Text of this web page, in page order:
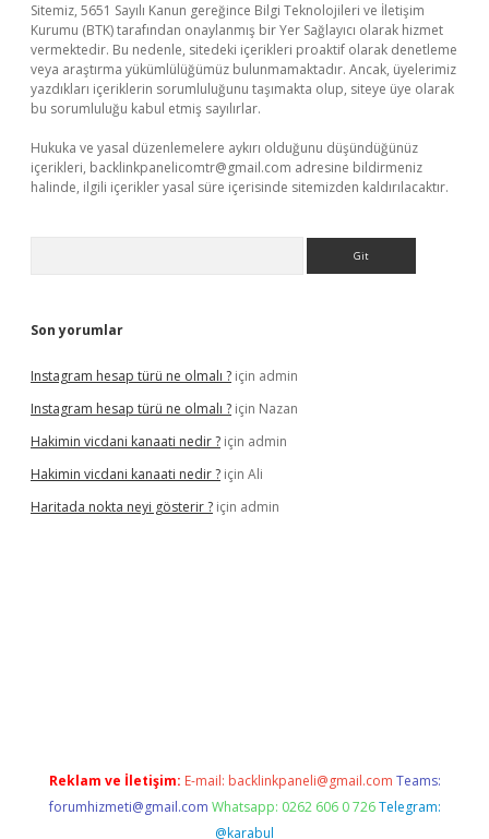
Sitemiz, 5651 Sayılı Kanun gereğince Bilgi Teknolojileri ve İletişim
Kurumu (BTK) tarafından onaylanmış bir Yer Sağlayıcı olarak hizmet
vermektedir. Bu nedenle, sitedeki içerikleri proaktif olarak denetleme
veya araştırma yükümlülüğümüz bulunmamaktadır. Ancak, üyelerimiz
yazdıkları içeriklerin sorumluluğunu taşımakta olup, siteye üye olarak
bu sorumluluğu kabul etmiş sayılırlar.
Hukuka ve yasal düzenlemelere aykırı olduğunu düşündüğünüz
içerikleri, backlinkpanelicomtr@gmail.com adresine bildirmeniz
halinde, ilgili içerikler yasal süre içerisinde sitemizden kaldırılacaktır.
Son yorumlar
Instagram hesap türü ne olmalı ? için admin
Instagram hesap türü ne olmalı ? için Nazan
Hakimin vicdani kanaati nedir ? için admin
Hakimin vicdani kanaati nedir ? için Ali
Haritada nokta neyi gösterir ? için admin
Reklam ve İletişim: E-mail: backlinkpaneli@gmail.com Teams:
forumhizmeti@gmail.com Whatsapp: 0262 606 0 726 Telegram:
@karabul